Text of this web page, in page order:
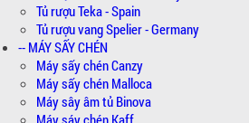
Tủ rượu Teka - Spain
Tủ rượu vang Spelier - Germany
-- MÁY SẤY CHÉN
Máy sấy chén Canzy
Máy sấy chén Malloca
Máy sây âm tủ Binova
Máy sáy chén Kaff